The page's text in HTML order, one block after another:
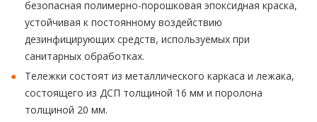
безопасная полимерно-порошковая эпоксидная краска,
устойчивая к постоянному воздействию
дезинфицирующих средств, используемых при
санитарных обработках.
Тележки состоят из металлического каркаса и лежака,
состоящего из ДСП толщиной 16 мм и поролона
толщиной 20 мм.